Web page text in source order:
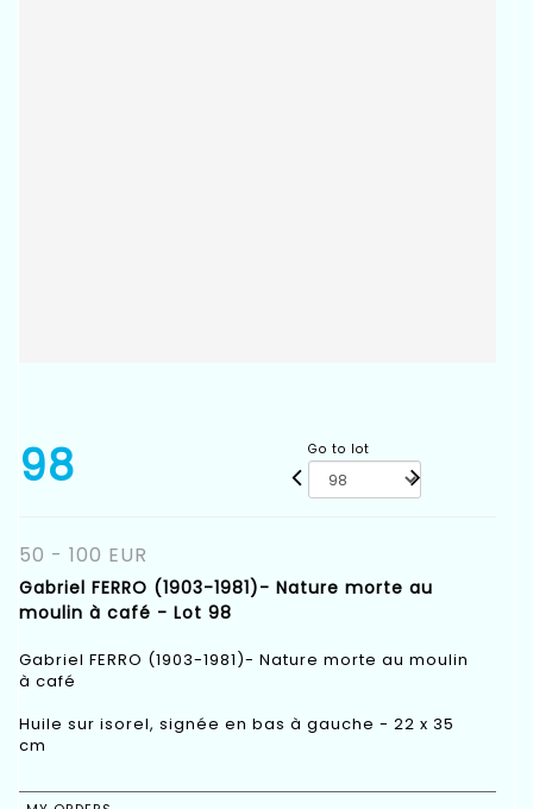
98 Go to lot
50 - 100 EUR
Gabriel FERRO (1903-1981)- Nature morte au
moulin à café - Lot 98
Gabriel FERRO (1903-1981)- Nature morte au moulin
à café
Huile sur isorel, signée en bas à gauche - 22 x 35
cm